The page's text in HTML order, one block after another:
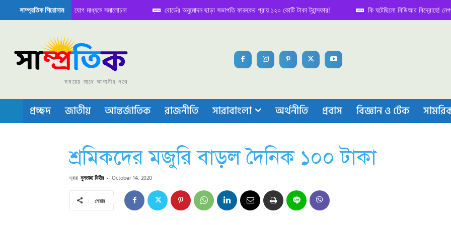
সাম্প্রতিক শিরোনাম
নিয়ে সামাজিক যোগাযোগ মাধ্যমে সমালোচনা বোর্ডের অনুমোদন ছাড়া সভাপতি ফারুকের প্রায় ১২০ কোটি টাকা ট্রান্সফার! কি ঘটেছিলো বিডিআর বিদ্রোহে! নেপথ্য
বা চীপ তৈরিতে নিজের শক্ত অবস্থান জানান দিচ্ছে চীন
সময়ের সাথে আগামীর পথে
প্রচ্ছদ জাতীয় আন্তর্জাতিক রাজনীতি সারাবাংলা অর্থনীতি প্রবাস বিজ্ঞান ও টেক
শ্রমিকদের মজুরি বাড়ল দৈনিক ১০০ টাকা
দ্বারা মুনতাহা মিহীর - October 14, 2020
শেয়ার